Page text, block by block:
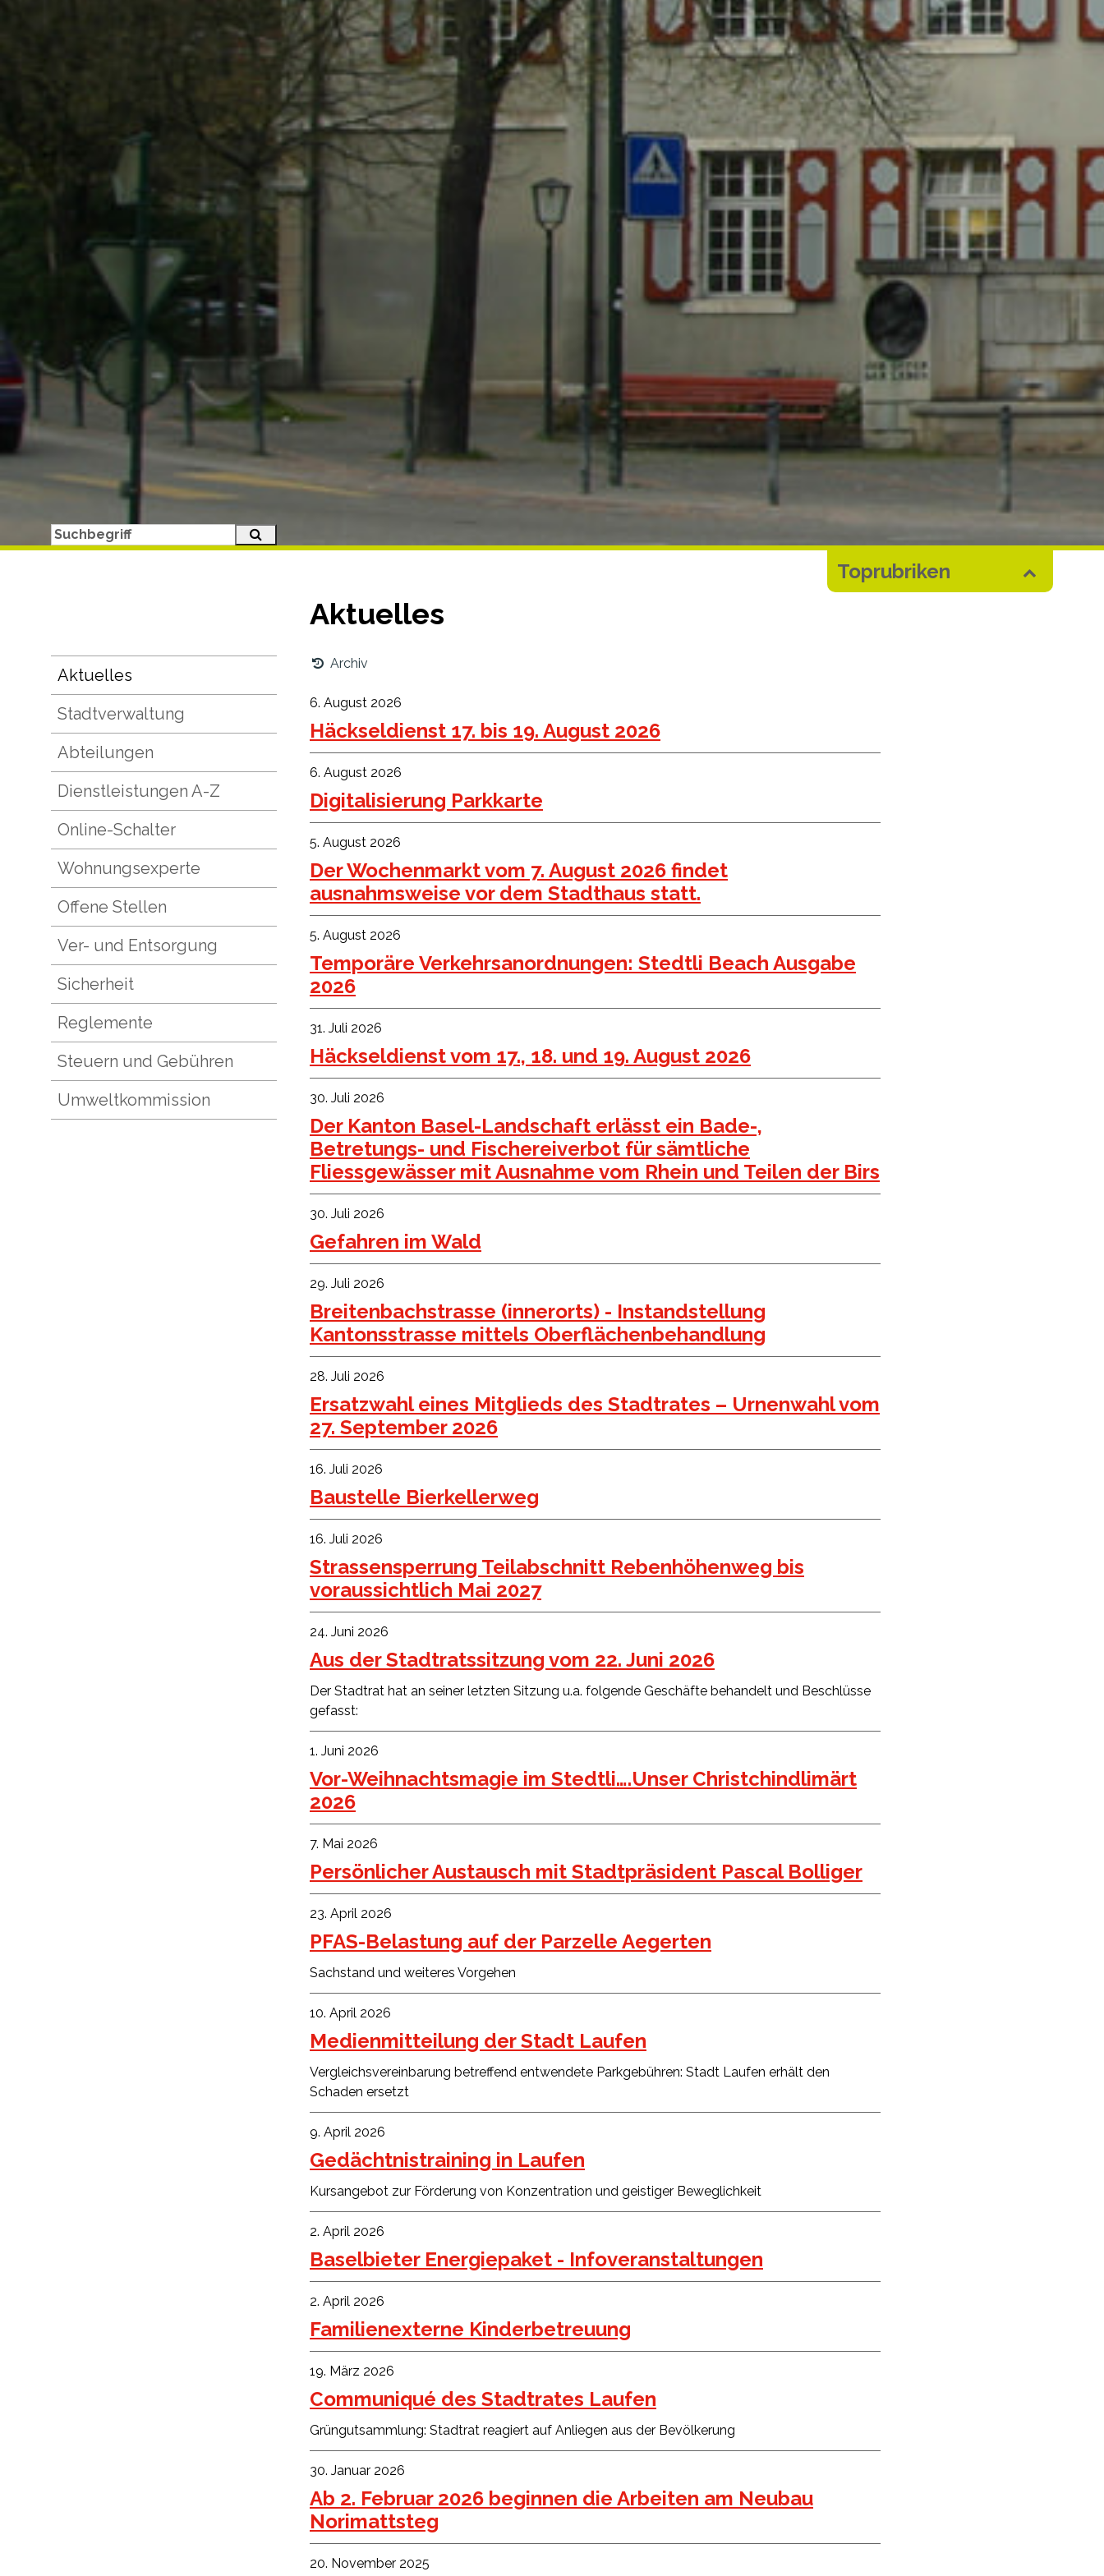
Suchbegriff
Subnavigation
Aktuelles
Stadtverwaltung
Abteilungen
Dienstleistungen A-Z
Online-Schalter
Wohnungsexperte
Offene Stellen
Ver- und Entsorgung
Sicherheit
Reglemente
Steuern und Gebühren
Umweltkommission
Toprubriken
Aktuelles
Archiv
6. August 2026
Häckseldienst 17. bis 19. August 2026
6. August 2026
Digitalisierung Parkkarte
5. August 2026
Der Wochenmarkt vom 7. August 2026 findet
ausnahmsweise vor dem Stadthaus statt.
5. August 2026
Temporäre Verkehrsanordnungen: Stedtli Beach Ausgabe
2026
31. Juli 2026
Häckseldienst vom 17., 18. und 19. August 2026
30. Juli 2026
Der Kanton Basel-Landschaft erlässt ein Bade-,
Betretungs- und Fischereiverbot für sämtliche
Fliessgewässer mit Ausnahme vom Rhein und Teilen der Birs
30. Juli 2026
Gefahren im Wald
29. Juli 2026
Breitenbachstrasse (innerorts) - Instandstellung
Kantonsstrasse mittels Oberflächenbehandlung
28. Juli 2026
Ersatzwahl eines Mitglieds des Stadtrates – Urnenwahl vom
27. September 2026
16. Juli 2026
Baustelle Bierkellerweg
16. Juli 2026
Strassensperrung Teilabschnitt Rebenhöhenweg bis
voraussichtlich Mai 2027
24. Juni 2026
Aus der Stadtratssitzung vom 22. Juni 2026
Der Stadtrat hat an seiner letzten Sitzung u.a. folgende Geschäfte behandelt und Beschlüsse
gefasst:
1. Juni 2026
Vor-Weihnachtsmagie im Stedtli….Unser Christchindlimärt
2026
7. Mai 2026
Persönlicher Austausch mit Stadtpräsident Pascal Bolliger
23. April 2026
PFAS-Belastung auf der Parzelle Aegerten
Sachstand und weiteres Vorgehen
10. April 2026
Medienmitteilung der Stadt Laufen
Vergleichsvereinbarung betreffend entwendete Parkgebühren: Stadt Laufen erhält den
Schaden ersetzt
9. April 2026
Gedächtnistraining in Laufen
Kursangebot zur Förderung von Konzentration und geistiger Beweglichkeit
2. April 2026
Baselbieter Energiepaket - Infoveranstaltungen
2. April 2026
Familienexterne Kinderbetreuung
19. März 2026
Communiqué des Stadtrates Laufen
Grüngutsammlung: Stadtrat reagiert auf Anliegen aus der Bevölkerung
30. Januar 2026
Ab 2. Februar 2026 beginnen die Arbeiten am Neubau
Norimattsteg
20. November 2025